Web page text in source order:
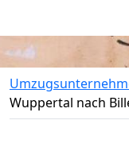
Wuppertal nach